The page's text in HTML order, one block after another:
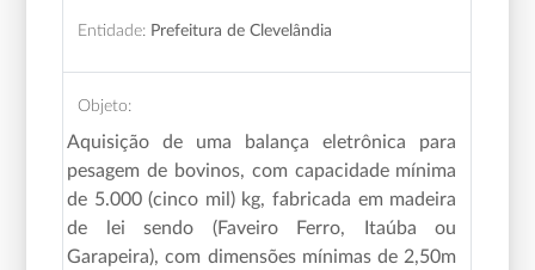
Entidade: Prefeitura de Clevelândia
Objeto:
Aquisição de uma
balança eletrônica para
pesagem de bovinos, com capacidade mínima
de 5.000 (cinco mil) kg, fabricada em madeira
de lei sendo (Faveiro Ferro, Itaúba ou
Garapeira), com dimensões mínimas de 2,50m